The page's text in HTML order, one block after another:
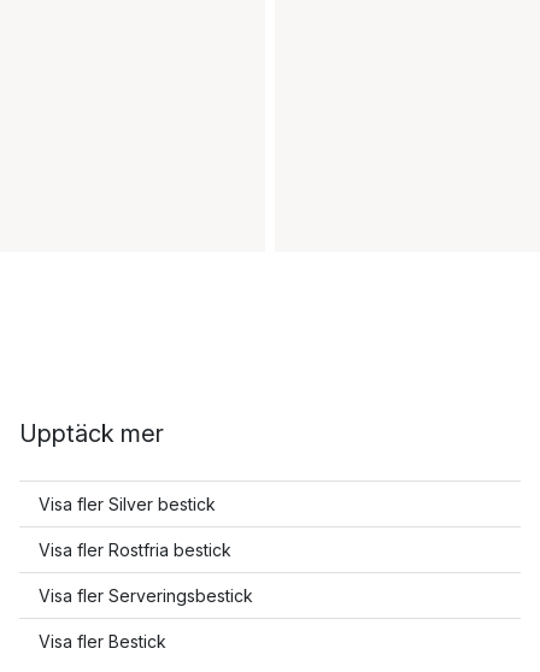
Upptäck mer
Visa fler Silver bestick
Visa fler Rostfria bestick
Visa fler Serveringsbestick
Visa fler Bestick